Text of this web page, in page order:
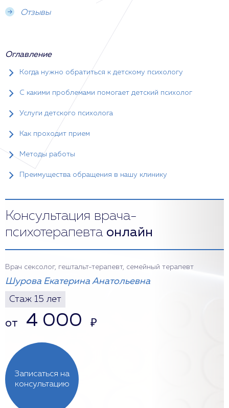
Отзывы
Оглавление
Когда нужно обратиться к детскому психологу
С какими проблемами помогает детский психолог
Услуги детского психолога
Как проходит прием
Методы работы
Преимущества обращения в нашу клинику
Консультация врача-
психотерапевта онлайн
Записаться на
консультацию
Врач сексолог, гештальт-терапевт, семейный терапевт
Шурова Екатерина Анатольевна
Стаж 15 лет
от 4 000 ₽